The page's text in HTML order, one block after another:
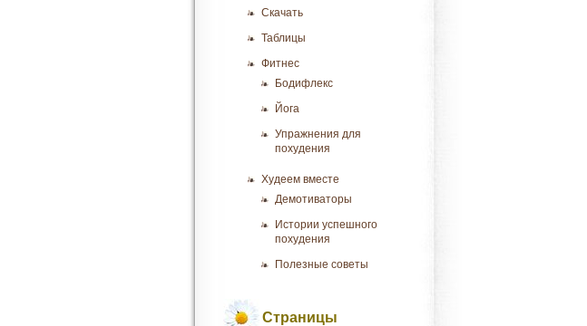
Скачать
Таблицы
Фитнес
Бодифлекс
Йога
Упражнения для
похудения
Худеем вместе
Демотиваторы
Истории успешного
похудения
Полезные советы
Страницы